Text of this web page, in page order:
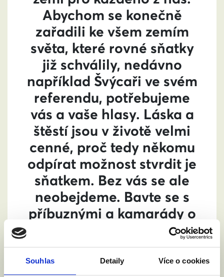
Souhlas Detaily Více o cookies
Abychom se konečně
zařadili ke všem zemím
světa, které rovné sňatky
již schválily, nedávno
například Švýcaři ve svém
referendu, potřebujeme
vás a vaše hlasy. Láska a
štěstí jsou v životě velmi
cenné, proč tedy někomu
odpírat možnost stvrdit je
sňatkem. Bez vás se ale
neobejdeme. Bavte se s
příbuznými a kamarády o
volbách, běžte k nim a
kroužkujte férové
kandidáty a kandidátky.